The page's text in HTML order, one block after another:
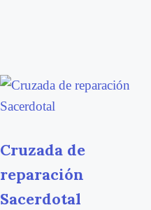
Cruzada de
reparación
Sacerdotal